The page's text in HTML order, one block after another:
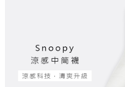
付款後7-11取貨
每筆NT$80，滿NT$859(含以上)免運費